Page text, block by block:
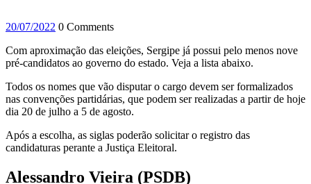
20/07/2022 0 Comments
Com aproximação das eleições, Sergipe já possui pelo menos nove
pré-candidatos ao governo do estado. Veja a lista abaixo.
Todos os nomes que vão disputar o cargo devem ser formalizados
nas convenções partidárias, que podem ser realizadas a partir de hoje
dia 20 de julho a 5 de agosto.
Após a escolha, as siglas poderão solicitar o registro das
candidaturas perante a Justiça Eleitoral.
Alessandro Vieira (PSDB)